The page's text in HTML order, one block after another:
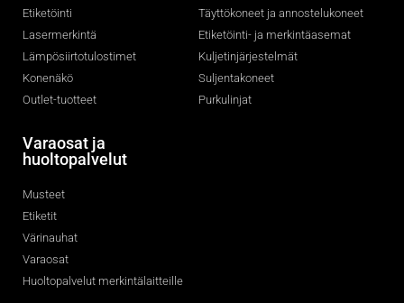
Etiketöinti
Lasermerkintä
Lämpösiirtotulostimet
Konenäkö
Outlet-tuotteet
Täyttökoneet ja annostelukoneet
Etiketöinti- ja merkintäasemat
Kuljetinjärjestelmät
Suljentakoneet
Purkulinjat
Varaosat ja
huoltopalvelut
Musteet
Etiketit
Värinauhat
Varaosat
Huoltopalvelut merkintälaitteille